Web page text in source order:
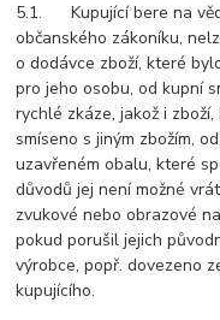
5.1. Kupující bere na
občanského zákoníku,
o dodávce zboží, které
pro jeho osobu, od kupní
rychlé zkáze, jakož i
smíseno s jiným zbožím,
uzavřeném obalu, které
důvodů jej není možné
zvukové nebo obrazové
pokud porušil jejich
výrobce, popř. dovezeno
kupujícího.